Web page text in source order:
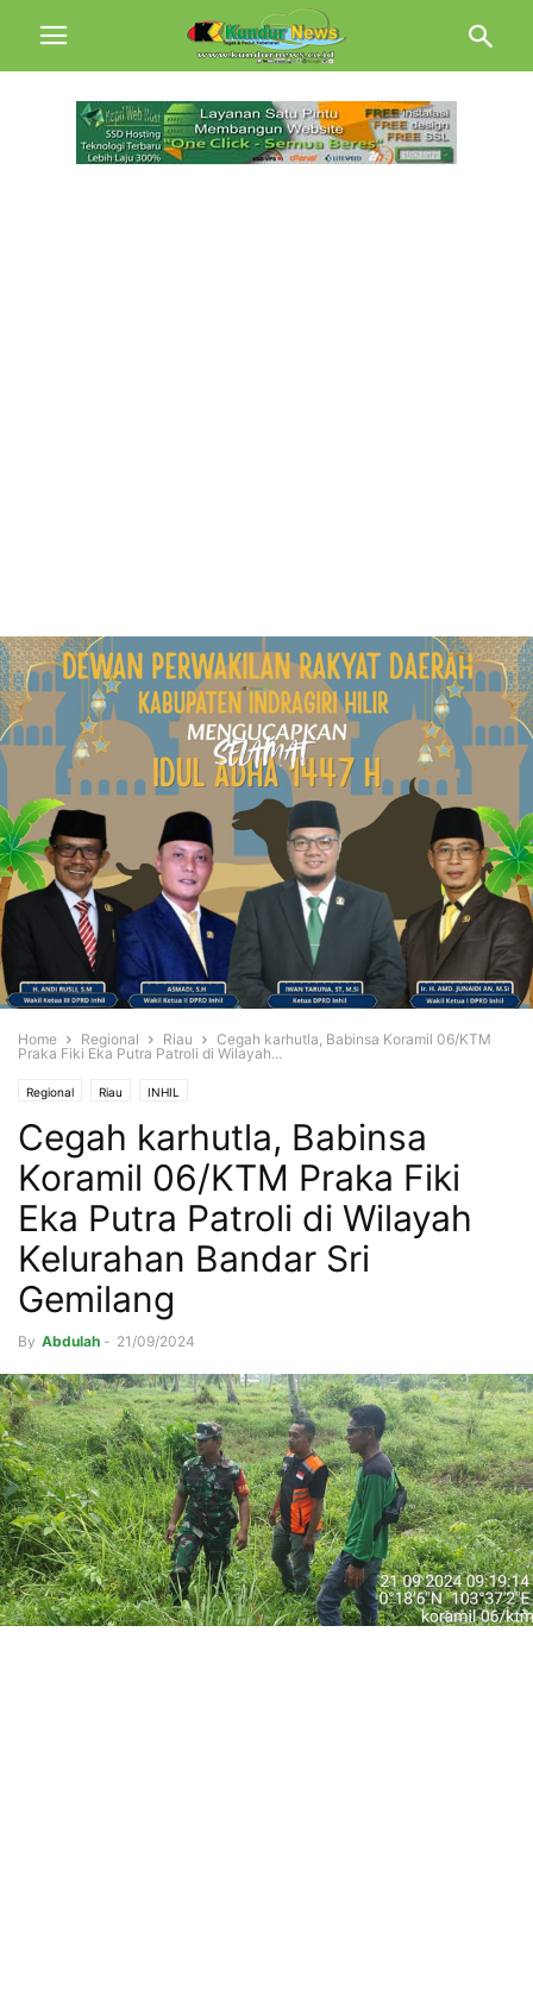
Home Regional Riau
Cegah karhutla, Babinsa Koramil 06/KTM
Praka Fiki Eka Putra Patroli di Wilayah...
Regional Riau INHIL
Cegah karhutla, Babinsa
Koramil 06/KTM Praka Fiki
Eka Putra Patroli di Wilayah
Kelurahan Bandar Sri
Gemilang
By Abdulah - 21/09/2024